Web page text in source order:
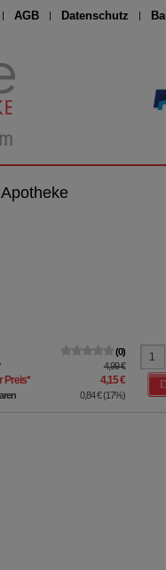
AGB Datenschutz
0
4,99 €
Preis* 4,15 €
0,84 €(17%)